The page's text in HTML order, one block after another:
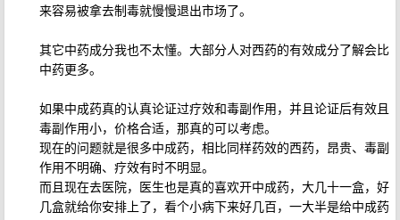
来容易被拿去制毒就慢慢退出市场了。
其它中药成分我也不太懂。大部分人对西药的有效成分了解会比
中药更多。
如果中成药真的认真论证过疗效和毒副作用，并且论证后有效且
毒副作用小，价格合适，那真的可以考虑。
现在的问题就是很多中成药，相比同样药效的西药，昂贵、毒副
作用不明确、疗效有时不明显。
而且现在去医院，医生也是真的喜欢开中成药，大几十一盒，好
几盒就给你安排上了，看个小病下来好几百，一大半是给中成药